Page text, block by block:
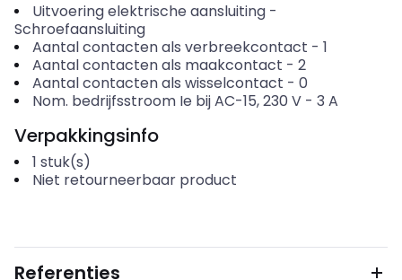
Uitvoering elektrische aansluiting-
Schroefaansluiting
Aantal contacten als verbreekcontact - 1
Aantal contacten als maakcontact - 2
Aantal contacten als wisselcontact - 0
Nom. bedrijfsstroom Ie bij AC-15, 230 V- 3 A
Verpakkingsinfo
1 stuk(s)
Niet retourneerbaar product
Referenties